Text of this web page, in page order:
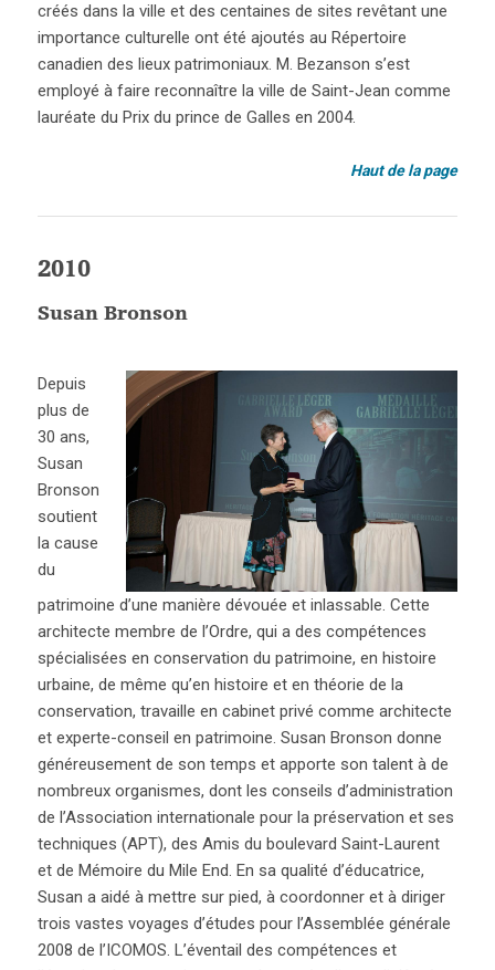
créés dans la ville et des centaines de sites revêtant une
importance culturelle ont été ajoutés au Répertoire
canadien des lieux patrimoniaux. M. Bezanson s’est
employé à faire reconnaître la ville de Saint-Jean comme
lauréate du Prix du prince de Galles en 2004.
Haut de la page
2010
Susan Bronson
Depuis
plus de
30 ans,
Susan
Bronson
soutient
la cause
du
patrimoine d’une manière dévouée et inlassable. Cette
architecte membre de l’Ordre, qui a des compétences
spécialisées en conservation du patrimoine, en histoire
urbaine, de même qu’en histoire et en théorie de la
conservation, travaille en cabinet privé comme architecte
et experte-conseil en patrimoine. Susan Bronson donne
généreusement de son temps et apporte son talent à de
nombreux organismes, dont les conseils d’administration
de l’Association internationale pour la préservation et ses
techniques (APT), des Amis du boulevard Saint-Laurent
et de Mémoire du Mile End. En sa qualité d’éducatrice,
Susan a aidé à mettre sur pied, à coordonner et à diriger
trois vastes voyages d’études pour l’Assemblée générale
2008 de l’ICOMOS. L’éventail des compétences et